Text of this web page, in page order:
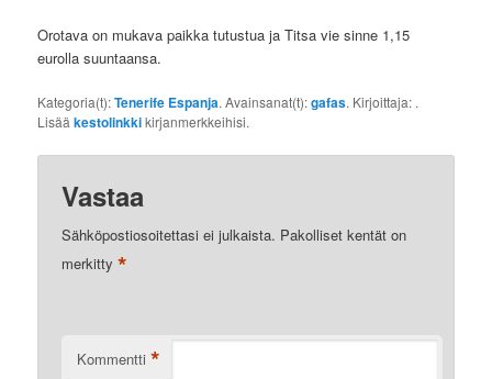
Orotava on mukava paikka tutustua ja Titsa vie sinne 1,15
eurolla suuntaansa.
Kategoria(t):Tenerife Espanja. Avainsanat(t):gafas. Kirjoittaja: .
Lisääkestolinkkikirjanmerkkeihisi.
Vastaa
Sähköpostiosoitettasi ei julkaista. Pakolliset kentät on
merkitty*
Kommentti *